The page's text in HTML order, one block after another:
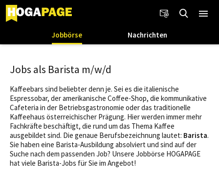
Jobbörse Nachrichten
Jobs als Barista m/w/d
Kaffeebars sind beliebter denn je. Sei es die italienische
Espressobar, der amerikanische Coffee-Shop, die kommunikative
Cafeteria in der Betriebsgastronomie oder das traditionelle
Kaffeehaus österreichischer Prägung. Hier werden immer mehr
Fachkräfte beschäftigt, die rund um das Thema Kaffee
ausgebildet sind. Die genaue Berufsbezeichnung lautet: Barista.
Sie haben eine Barista-Ausbildung absolviert und sind auf der
Suche nach dem passenden Job? Unsere Jobbörse HOGAPAGE
hat viele Barista-Jobs für Sie im Angebot!